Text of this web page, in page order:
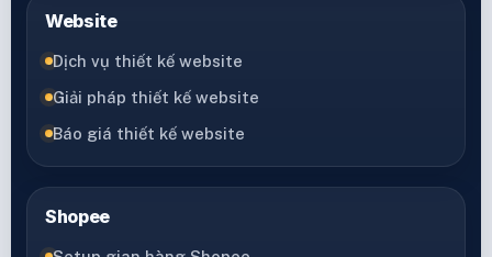
Website
Dịch vụ thiết kế website
Giải pháp thiết kế website
Báo giá thiết kế website
Shopee